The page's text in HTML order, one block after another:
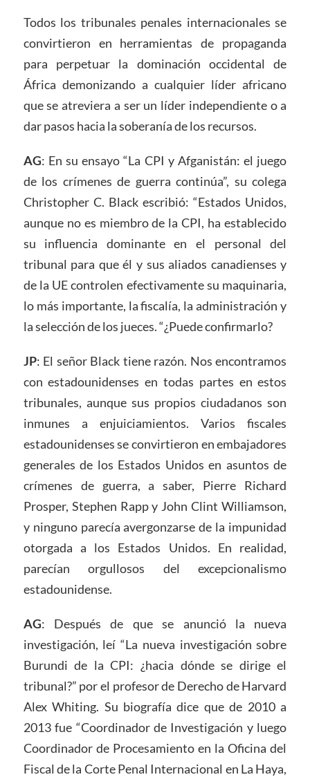
Todos los tribunales penales internacionales se
convirtieron en herramientas de propaganda
para perpetuar la dominación occidental de
África demonizando a cualquier líder africano
que se atreviera a ser un líder independiente o a
dar pasos hacia la soberanía de los recursos.
AG: En su ensayo “La CPI y Afganistán: el juego
de los crímenes de guerra continúa”, su colega
Christopher C. Black escribió: “Estados Unidos,
aunque no es miembro de la CPI, ha establecido
su influencia dominante en el personal del
tribunal para que él y sus aliados canadienses y
de la UE controlen efectivamente su maquinaria,
lo más importante, la fiscalía, la administración y
la selección de los jueces. “¿Puede confirmarlo?
JP: El señor Black tiene razón. Nos encontramos
con estadounidenses en todas partes en estos
tribunales, aunque sus propios ciudadanos son
inmunes a enjuiciamientos. Varios fiscales
estadounidenses se convirtieron en embajadores
generales de los Estados Unidos en asuntos de
crímenes de guerra, a saber, Pierre Richard
Prosper, Stephen Rapp y John Clint Williamson,
y ninguno parecía avergonzarse de la impunidad
otorgada a los Estados Unidos. En realidad,
parecían orgullosos del excepcionalismo
estadounidense.
AG: Después de que se anunció la nueva
investigación, leí “La nueva investigación sobre
Burundi de la CPI: ¿hacia dónde se dirige el
tribunal?” por el profesor de Derecho de Harvard
Alex Whiting. Su biografía dice que de 2010 a
2013 fue “Coordinador de Investigación y luego
Coordinador de Procesamiento en la Oficina del
Fiscal de la Corte Penal Internacional en La Haya,